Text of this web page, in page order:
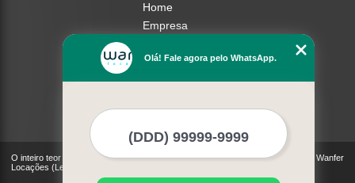
Home
Empresa
Serviços
Contato
O inteiro teor deste site está sujeito à proteção de direitos autorais. Copyright© Wanfer
Locações (Lei 9610 de 19/02/1998)
Olá! Fale agora pelo WhatsApp.